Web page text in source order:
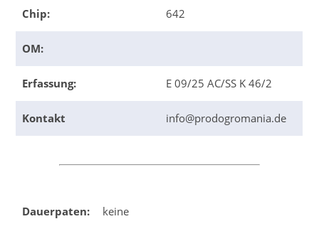
Chip: 642
OM:
Erfassung: E 09/25 AC/SS K 46/2
Kontakt info@prodogromania.de
Dauerpaten: keine